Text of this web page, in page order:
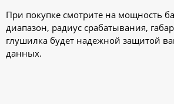
При покупке смотрите на мощность
диапазон, радиус срабатывания,
глушилка будет надежной защитой
данных.